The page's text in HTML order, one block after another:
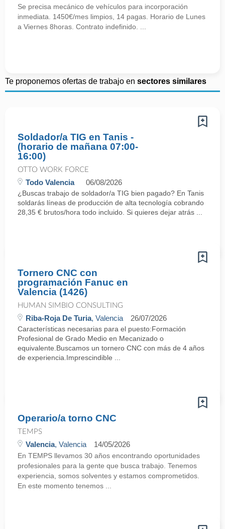
Se precisa mecánico de vehículos para incorporación
inmediata. 1450€/mes limpios, 14 pagas. Horario de Lunes
a Viernes 8horas. Contrato indefinido. ...
Te proponemos ofertas de trabajo en sectores similares
Soldador/a TIG en Tanis -
(horario de mañana 07:00-
16:00)
OTTO WORK FORCE
Todo Valencia 06/08/2026
¿Buscas trabajo de soldador/a TIG bien pagado? En Tanis
soldarás líneas de producción de alta tecnología cobrando
28,35 € brutos/hora todo incluido. Si quieres dejar atrás ...
Tornero CNC con
programación Fanuc en
Valencia (1426)
HUMAN SIMBIO CONSULTING
Riba-Roja De Turia, Valencia 26/07/2026
Características necesarias para el puesto:Formación
Profesional de Grado Medio en Mecanizado o
equivalente.Buscamos un tornero CNC con más de 4 años
de experiencia.Imprescindible ...
Operario/a torno CNC
TEMPS
Valencia, Valencia 14/05/2026
En TEMPS llevamos 30 años encontrando oportunidades
profesionales para la gente que busca trabajo. Tenemos
experiencia, somos solventes y estamos comprometidos.
En este momento tenemos ...